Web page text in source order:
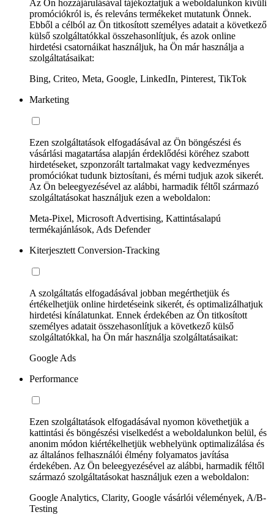
Az Ön hozzájárulásával tájékoztatjuk a weboldalunkon kívüli
promóciókról is, és releváns termékeket mutatunk Önnek.
Ebből a célból az Ön titkosított személyes adatait a következő
külső szolgáltatókkal összehasonlítjuk, és azok online
hirdetési csatornáikat használjuk, ha Ön már használja a
szolgáltatásaikat:
Bing, Criteo, Meta, Google, LinkedIn, Pinterest, TikTok
Marketing
Ezen szolgáltatások elfogadásával az Ön böngészési és
vásárlási magatartása alapján érdeklődési köréhez szabott
hirdetéseket, szponzorált tartalmakat vagy kedvezményes
promóciókat tudunk biztosítani, és mérni tudjuk azok sikerét.
Az Ön beleegyezésével az alábbi, harmadik féltől származó
szolgáltatásokat használjuk ezen a weboldalon:
Meta-Pixel, Microsoft Advertising, Kattintásalapú
termékajánlások, Ads Defender
Kiterjesztett Conversion-Tracking
A szolgáltatás elfogadásával jobban megérthetjük és
értékelhetjük online hirdetéseink sikerét, és optimalizálhatjuk
hirdetési kínálatunkat. Ennek érdekében az Ön titkosított
személyes adatait összehasonlítjuk a következő külső
szolgáltatókkal, ha Ön már használja szolgáltatásaikat:
Google Ads
Performance
Ezen szolgáltatások elfogadásával nyomon követhetjük a
kattintási és böngészési viselkedést a weboldalunkon belül, és
anonim módon kiértékelhetjük webhelyünk optimalizálása és
az általános felhasználói élmény folyamatos javítása
érdekében. Az Ön beleegyezésével az alábbi, harmadik féltől
származó szolgáltatásokat használjuk ezen a weboldalon:
Google Analytics, Clarity, Google vásárlói vélemények, A/B-
Testing